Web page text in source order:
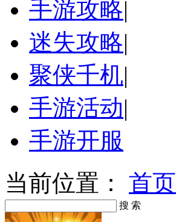
手游攻略|
迷失攻略|
聚侠千机|
手游活动|
手游开服
当前位置： 首页
搜 索